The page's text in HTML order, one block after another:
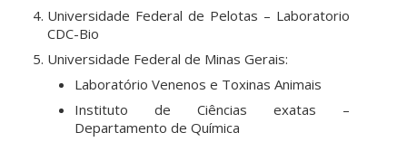
Universidade Federal de Pelotas – Laboratorio
CDC-Bio
Universidade Federal de Minas Gerais:
Laboratório Venenos e Toxinas Animais
Instituto de Ciências exatas –
Departamento de Química